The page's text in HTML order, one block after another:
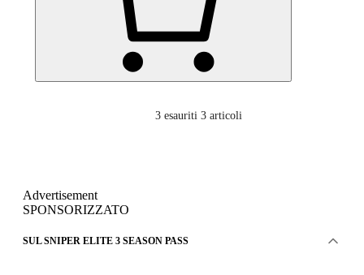
3 esauriti 3 articoli
Advertisement
SPONSORIZZATO
SUL SNIPER ELITE 3 SEASON PASS